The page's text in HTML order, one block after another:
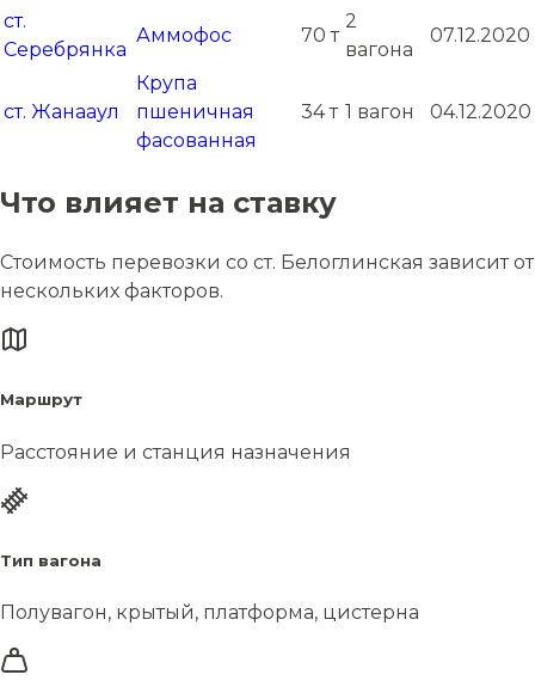
ст.
Серебрянка
Аммофос 70 т
2
вагона
07.12.2020
ст. Жанааул
Крупа
пшеничная
фасованная
34 т 1 вагон 04.12.2020
Что влияет на ставку
Стоимость перевозки со ст. Белоглинская зависит от
нескольких факторов.
Маршрут
Расстояние и станция назначения
Тип вагона
Полувагон, крытый, платформа, цистерна